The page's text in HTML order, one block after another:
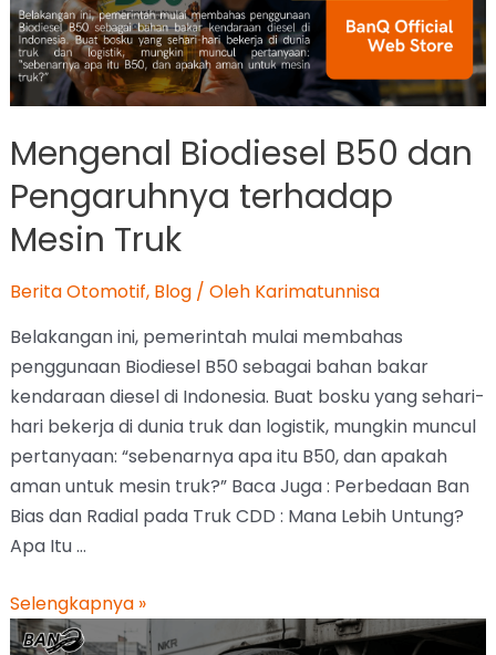
Mengenal Biodiesel B50 dan
Pengaruhnya terhadap
Mesin Truk
Berita Otomotif, Blog/ Oleh Karimatunnisa
Belakangan ini, pemerintah mulai membahas
penggunaan Biodiesel B50 sebagai bahan bakar
kendaraan diesel di Indonesia. Buat bosku yang sehari-
hari bekerja di dunia truk dan logistik, mungkin muncul
pertanyaan: “sebenarnya apa itu B50, dan apakah
aman untuk mesin truk?” Baca Juga : Perbedaan Ban
Bias dan Radial pada Truk CDD : Mana Lebih Untung?
Apa Itu …
Selengkapnya »